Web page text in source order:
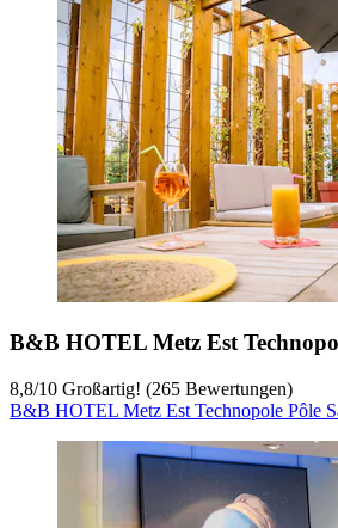
B&B HOTEL Metz Est
8,8/10 Großartig! (265 Bewertungen)
B&B HOTEL Metz Est Technopole Pôle